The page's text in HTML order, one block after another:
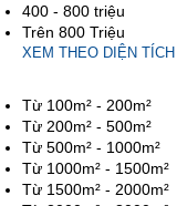
400 - 800 triệu
Trên 800 Triệu
XEM THEO DIỆN TÍCH
Từ 100m² - 200m²
Từ 200m² - 500m²
Từ 500m² - 1000m²
Từ 1000m² - 1500m²
Từ 1500m² - 2000m²